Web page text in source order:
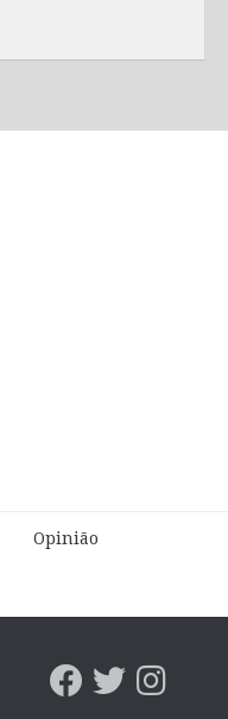
Opinião